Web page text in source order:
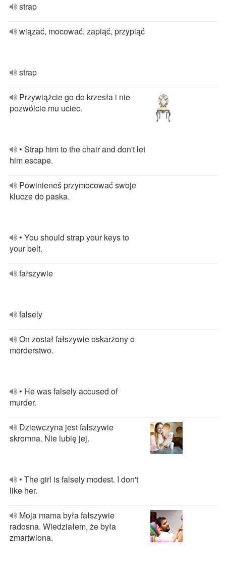
strap
wiązać, mocować, zapiąć, przypiąć
strap
Przywiążcie go do krzesła i nie
pozwólcie mu uciec.
• Strap him to the chair and don't let
him escape.
Powinieneś przymocować swoje
klucze do paska.
• You should strap your keys to
your belt.
fałszywie
falsely
On został fałszywie oskarżony o
morderstwo.
• He was falsely accused of
murder.
Dziewczyna jest fałszywie
skromna. Nie lubię jej.
• The girl is falsely modest. I don't
like her.
Moja mama była fałszywie
radosna. Wiedziałem, że była
zmartwiona.